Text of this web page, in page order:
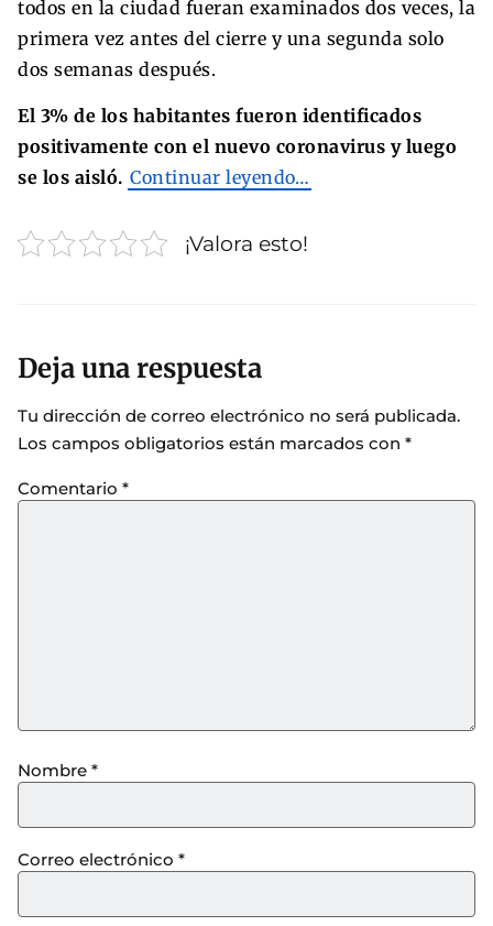
todos en la ciudad fueran examinados dos veces, la
primera vez antes del cierre y una segunda solo
dos semanas después.
El 3% de los habitantes fueron identificados
positivamente con el nuevo coronavirus y luego
se los aisló. Continuar leyendo…
¡Valora esto!
Deja una respuesta
Tu dirección de correo electrónico no será publicada.
Los campos obligatorios están marcados con *
Comentario *
Nombre *
Correo electrónico *